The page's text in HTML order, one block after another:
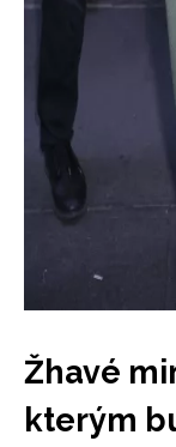
Žhavé
kterým